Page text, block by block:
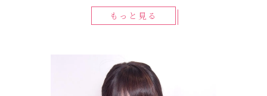
もっと見る